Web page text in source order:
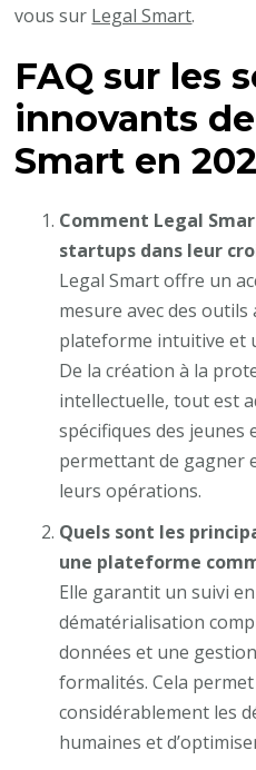
vous sur Legal Smart.
FAQ sur les
innovants
Smart en
Comment Legal
startups dans leur
Legal Smart offre un
mesure avec des
plateforme intuitive et
De la création à la
intellectuelle, tout est
spécifiques des
permettant de gagner
leurs opérations.
Quels sont les
une plateforme
Elle garantit un suivi
dématérialisation
données et une
formalités. Cela
considérablement les
humaines et